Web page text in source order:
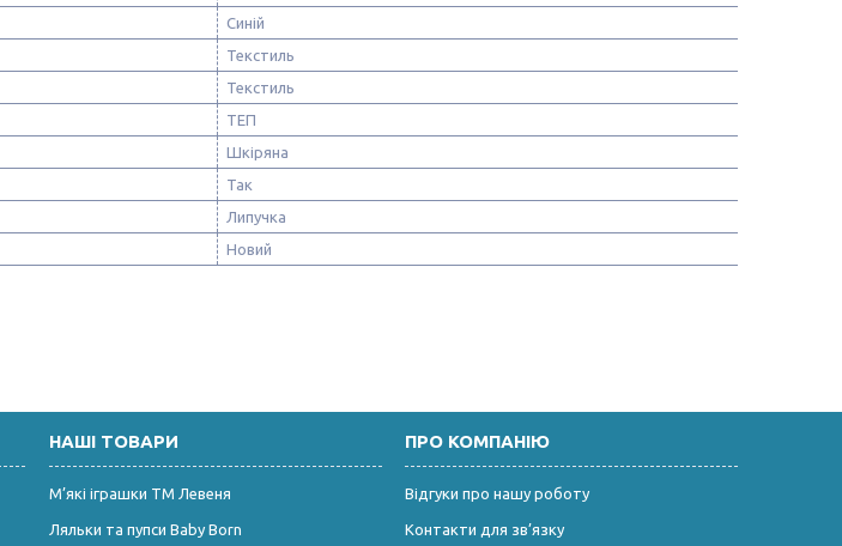
Синій
Текстиль
Текстиль
ТЕП
Шкіряна
Так
Липучка
Новий
НАШІ ТОВАРИ
М’які іграшки ТМ Левеня
Ляльки та пупси Baby Born
ПРО КОМПАНІЮ
Відгуки про нашу роботу
Контакти для зв’язку